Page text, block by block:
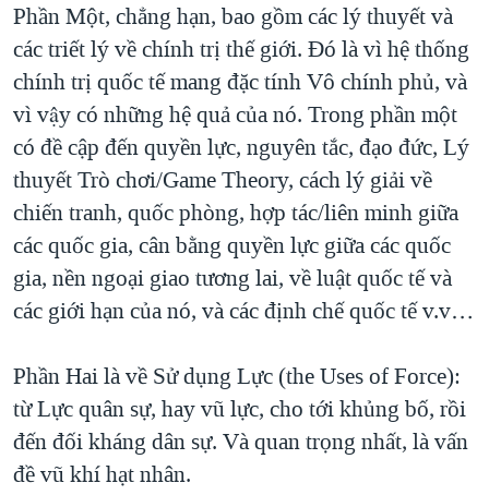
Phần Một, chẳng hạn, bao gồm các lý thuyết và
các triết lý về chính trị thế giới. Đó là vì hệ thống
chính trị quốc tế mang đặc tính Vô chính phủ, và
vì vậy có những hệ quả của nó. Trong phần một
có đề cập đến quyền lực, nguyên tắc, đạo đức, Lý
thuyết Trò chơi/Game Theory, cách lý giải về
chiến tranh, quốc phòng, hợp tác/liên minh giữa
các quốc gia, cân bằng quyền lực giữa các quốc
gia, nền ngoại giao tương lai, về luật quốc tế và
các giới hạn của nó, và các định chế quốc tế v.v…
Phần Hai là về Sử dụng Lực (the Uses of Force):
từ Lực quân sự, hay vũ lực, cho tới khủng bố, rồi
đến đối kháng dân sự. Và quan trọng nhất, là vấn
đề vũ khí hạt nhân.